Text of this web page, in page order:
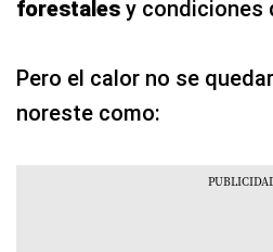
forestales y condiciones
Pero el calor no se
noreste como: